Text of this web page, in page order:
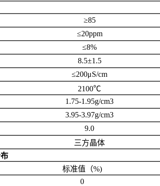
≥85
≤20ppm
≤8%
8.5±1.5
≤200μS/cm
2100℃
1.75-1.95g/cm3
3.95-3.97g/cm3
9.0
三方晶体
标准值（%)
0